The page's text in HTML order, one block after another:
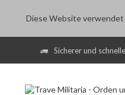
Diese Website
Sicherer und